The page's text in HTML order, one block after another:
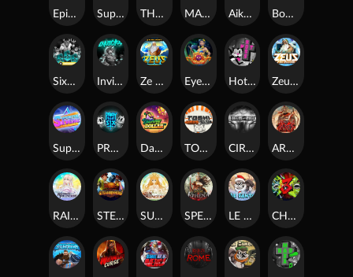
Epic Ze Zeus Supreme Zeus THE COUNT MARLIN MASTERS: THE BIG HAUL Aiko and the Wind Spirit Booze Bash
SixSixSix Invictus Ze Zeus Eye of Medusa Hot Ross Zeus Ze Zecond
Superstar Sevens PRAY FOR SIX Danny Dollar TOSHI WAYS CLUB CIRCLE OF LIFE ARMY OF ARES
RAINBOW PRINCESS STEAMRUNNERS SUN PRINCESS SPEAR OF ATHENA LE SANTA CHAOS CREW 3